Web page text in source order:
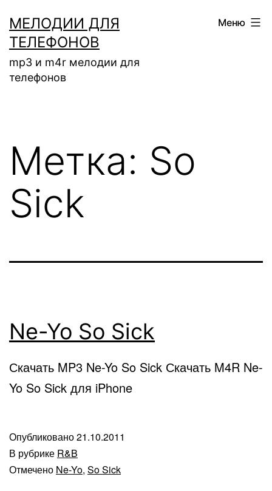
содержимому
МЕЛОДИИ ДЛЯ
ТЕЛЕФОНОВ
mp3 и m4r мелодии для
телефонов
Меню
Метка: So
Sick
Ne-Yo So Sick
Скачать MP3 Ne-Yo So Sick Скачать M4R Ne-
Yo So Sick для iPhone
Опубликовано21.10.2011
В рубрике R&B
Отмечено Ne-Yo, So Sick